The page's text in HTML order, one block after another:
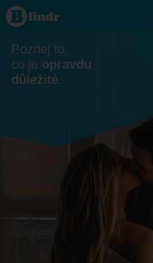
Seznamka
- On
hledá ji
Poznej to,
co je opravdu
důležité.